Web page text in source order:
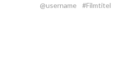
@username #Filmtitel